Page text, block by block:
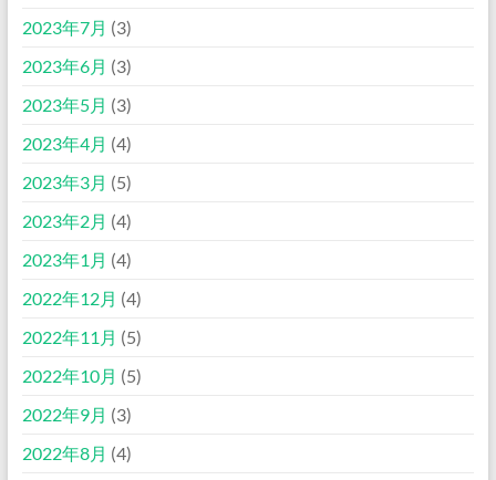
2023年7月 (3)
2023年6月 (3)
2023年5月 (3)
2023年4月 (4)
2023年3月 (5)
2023年2月 (4)
2023年1月 (4)
2022年12月 (4)
2022年11月 (5)
2022年10月 (5)
2022年9月 (3)
2022年8月 (4)